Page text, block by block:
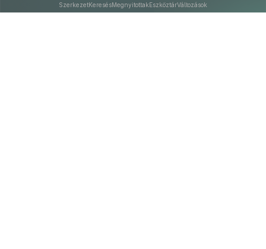
SzerkezetKeresésMegnyitottakEszköztárVáltozások